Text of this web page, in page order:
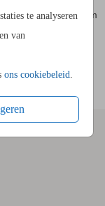
te analyseren
van
ons cookiebeleid
21.6 × 14.4 cm